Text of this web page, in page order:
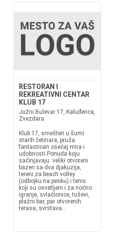
RESTORAN I
REKREATIVNI CENTAR
KLUB 17
Južni Bulevar 17, Kaluđerica,
Zvezdara
Klub 17, smešten u šumi
starih četinara, pruža
fantastican osećaj mira i
udobnosti.Ponuda koju
sačinjavaju: veliki otvoreni
bazen sa dva djakuzija,
tereni za beach volley
(odbojku na pesku) i tenis
koji su osvetljeni i za noćno
igranje, svlačionice, tuševi,
plažni bar, par otvorenih
terasa, svrstava...